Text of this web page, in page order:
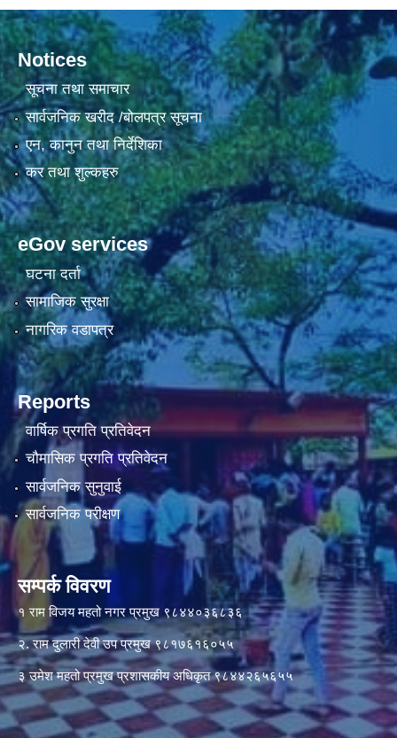
Notices
सूचना तथा समाचार
सार्वजनिक खरीद /बोलपत्र सूचना
एन, कानुन तथा निर्देशिका
कर तथा शुल्कहरु
eGov services
घटना दर्ता
सामाजिक सुरक्षा
नागरिक वडापत्र
Reports
वार्षिक प्रगति प्रतिवेदन
चौमासिक प्रगति प्रतिवेदन
सार्वजनिक सुनुवाई
सार्वजनिक परीक्षण
सम्पर्क विवरण
१ राम विजय महतो नगर प्रमुख ९८४४०३६८३६
२. राम दुलारी देवी उप प्रमुख ९८१७६१६०५५
३ उमेश महतो प्रमुख प्रशासकीय अधिकृत ९८४४२६५६५५